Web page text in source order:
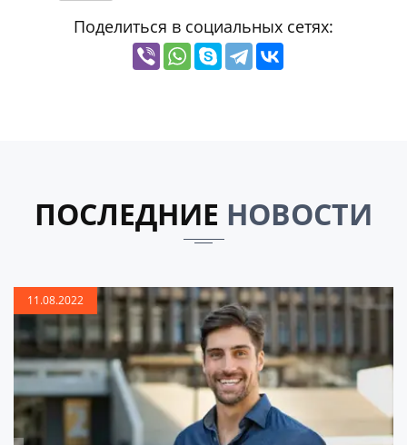
Поделиться в социальных сетях:
ПОСЛЕДНИЕ НОВОСТИ
11.08.2022